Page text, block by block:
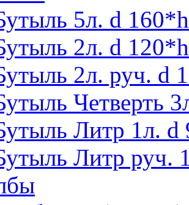
5л. d
2л. d
2л. руч. d
Четверть
Литр 1л.
Литр руч.